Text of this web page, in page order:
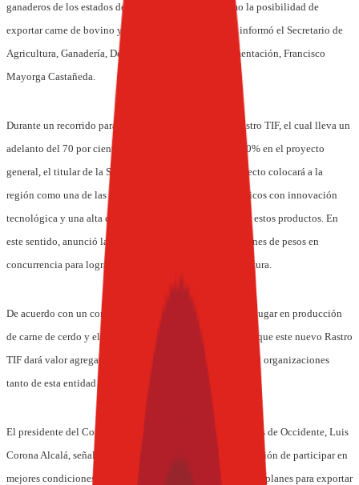
ganaderos de los estados de Jalisco y Nayarit, así como la posibilidad de
exportar carne de bovino y porcino a Japón y Corea”, informó el Secretario de
Agricultura, Ganadería, Desarrollo Rural, Pesca y Alimentación, Francisco
Mayorga Castañeda.
Durante un recorrido para supervisar los avances del Rastro TIF, el cual lleva un
adelanto del 70 por ciento en el área de bovinos y del 60% en el proyecto
general, el titular de la SAGARPA aseguró que este proyecto colocará a la
región como una de las principales procesadoras de cárnicos con innovación
tecnológica y una alta calidad y sanidad en el manejo de estos productos. En
este sentido, anunció la aportación adicional de 75 millones de pesos en
concurrencia para lograr la conclusión de esta infraestructura.
De acuerdo con un comunicado, Jalisco ostenta el primer lugar en producción
de carne de cerdo y el segundo en carne de bovino, por lo que este nuevo Rastro
TIF dará valor agregado a los ganaderos, integrados en 132 organizaciones
tanto de esta entidad como de Nayarit.
El presidente del Consejo de Administración de Frigoríficos de Occidente, Luis
Corona Alcalá, señaló que este Rastro TIF significa una opción de participar en
mejores condiciones en el mercado interno, así como en los planes para exportar